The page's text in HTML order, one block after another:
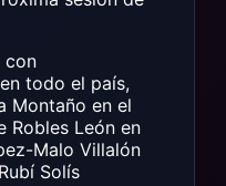
con
todo el país,
Montaño en el
Robles León en
Malo Villalón
Solís